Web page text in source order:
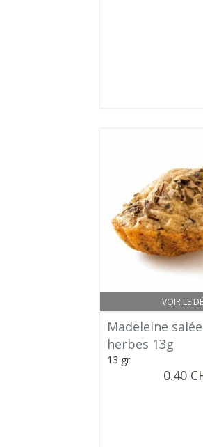
VOIR LE
Madeleine
herbes 13g
13 gr.
0.40